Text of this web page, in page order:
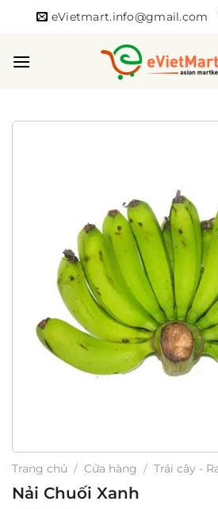
dung
eVietmart.info@gmail.com
Trang chủ / Cửa hàng / Trái cây -
Nải Chuối Xanh